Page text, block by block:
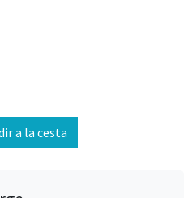
a la cesta